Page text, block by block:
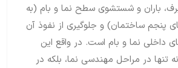
باران و شستشوی سطح نما و بام (به
پنجم ساختمان) و جلوگیری از نفوذ آن
داخلی نما و بام است. در واقع این
تنها در مراحل مهندسی نما، بلکه در